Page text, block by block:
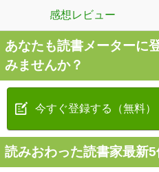
感想レビュー
あなたも読書メーターに
みませんか？
今すぐ登録する（無料）
読みおわった読書家最新